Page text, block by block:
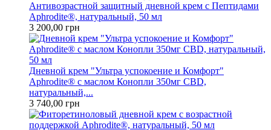
Антивозрастной защитный дневной крем с Пептидами
Aphrodite®, натуральный, 50 мл
3 200,00 грн
Дневной крем "Ультра успокоение и Комфорт"
Aphrodite® с маслом Конопли 350мг CBD,
натуральный,...
3 740,00 грн